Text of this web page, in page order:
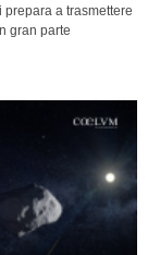
a trasmettere
gran parte